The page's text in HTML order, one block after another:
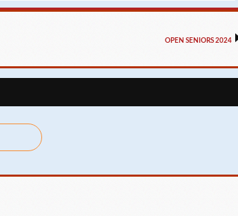
OPEN SENIORS 2024